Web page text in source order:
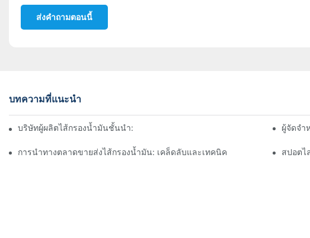
ส่งคำถามตอนนี้
บทความที่แนะนำ
บริษัทผู้ผลิตไส้กรองน้ำมันชั้นนำ: ภาพรวมที่ครอบคลุม ผู้จัดจำ
การนำทางตลาดขายส่งไส้กรองน้ำมัน: เคล็ดลับและเทคนิค สปอตไ